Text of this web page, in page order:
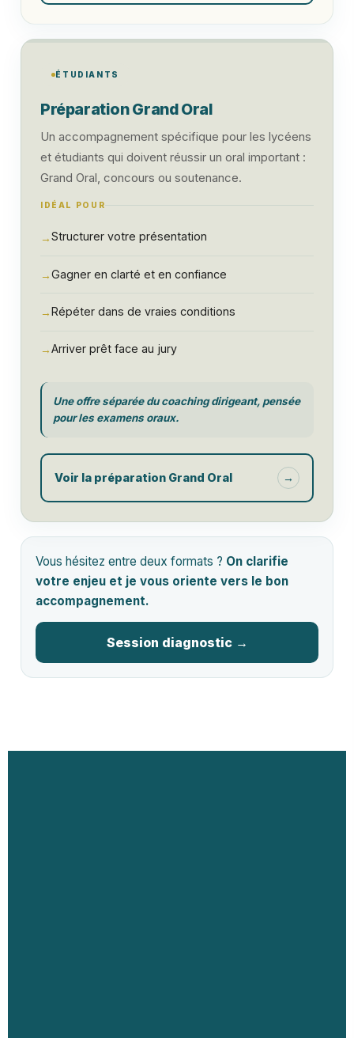
ÉTUDIANTS
Préparation Grand Oral
Un accompagnement spécifique pour les lycéens
et étudiants qui doivent réussir un oral important :
Grand Oral, concours ou soutenance.
IDÉAL POUR
→Structurer votre présentation
→Gagner en clarté et en confiance
→Répéter dans de vraies conditions
→Arriver prêt face au jury
Une offre séparée du coaching dirigeant, pensée
pour les examens oraux.
Voir la préparation Grand Oral →
Vous hésitez entre deux formats ? On clarifie
votre enjeu et je vous oriente vers le bon
accompagnement.
Session diagnostic →